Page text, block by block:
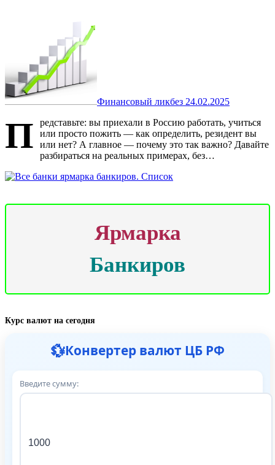
Финансовый ликбез 24.02.2025
П
редставьте: вы приехали в Россию работать, учиться
или просто пожить — как определить, резидент вы
или нет? А главное — почему это так важно? Давайте
разбираться на реальных примерах, без…
Ярмарка
Банкиров
Курс валют на сегодня
💱Конвертер валют ЦБ РФ
Введите сумму: